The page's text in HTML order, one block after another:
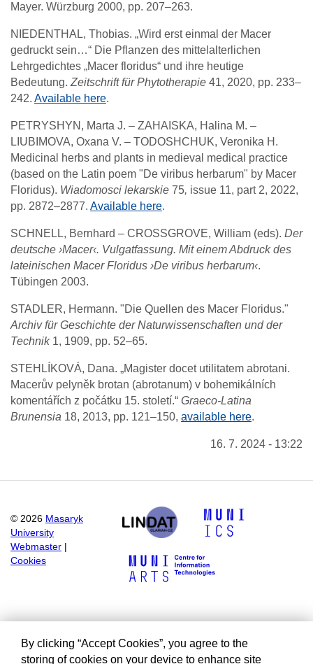
Mayer. Würzburg 2000, pp. 207–263.
NIEDENTHAL, Thobias. „Wird erst einmal der Macer
gedruckt sein…“ Die Pflanzen des mittelalterlichen
Lehrgedichtes „Macer floridus“ und ihre heutige
Bedeutung. Zeitschrift für Phytotherapie 41, 2020, pp. 233–
242. Available here.
PETRYSHYN, Marta J. – ZAHAISKA, Halina M. –
LIUBIMOVA, Oxana V. – TODOSHCHUK, Veronika H.
Medicinal herbs and plants in medieval medical practice
(based on the Latin poem "De viribus herbarum" by Macer
Floridus). Wiadomosci lekarskie 75, issue 11, part 2, 2022,
pp. 2872–2877. Available here.
SCHNELL, Bernhard – CROSSGROVE, William (eds). Der
deutsche ›Macer‹. Vulgatfassung. Mit einem Abdruck des
lateinischen Macer Floridus ›De viribus herbarum‹.
Tübingen 2003.
STADLER, Hermann. "Die Quellen des Macer Floridus."
Archiv für Geschichte der Naturwissenschaften und der
Technik1, 1909, pp. 52–65.
STEHLÍKOVÁ, Dana. „Magister docet utilitatem abrotani.
Macerův pelyněk brotan (abrotanum) v bohemikálních
komentářích z počátku 15. století.“ Graeco-Latina
Brunensia 18, 2013, pp. 121–150, available here.
16. 7. 2024 - 13:22
© 2026 Masaryk
University
Webmaster
Cookies
By clicking “Accept Cookies”, you agree to the
storing of cookies on your device to enhance site